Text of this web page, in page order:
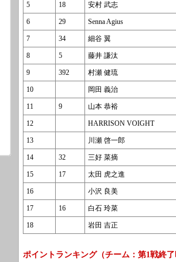
5 18 安村 武志
6 29 Senna Agius
7 34 細谷 翼
8 5 藤井 謙汰
9 392 村瀬 健琉
10 岡田 義治
11 9 山本 恭裕
12 HARRISON VOIGHT
13 川瀬 啓一郎
14 32 三好 菜摘
15 17 太田 虎之進
16 小沢 良美
17 16 白石 玲菜
18 岩田 吉正
ポイントランキング（チーム：第1戦終了